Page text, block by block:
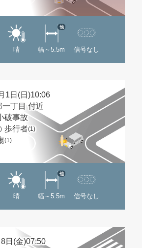
晴 幅～5.5m
他
信号なし
1日(日)10:06
丁目 付近
破事故
歩行者(1)
(1)
晴 幅～5.5m
他
信号なし
日(金)07:50